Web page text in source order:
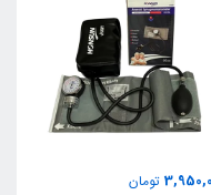
تومان